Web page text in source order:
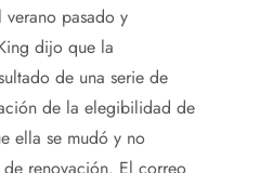
pasado y
dijo que la
de una serie de
de la elegibilidad de
ella se mudó y no
renovación. El correo